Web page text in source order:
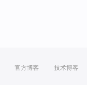
官方博客 技术博客